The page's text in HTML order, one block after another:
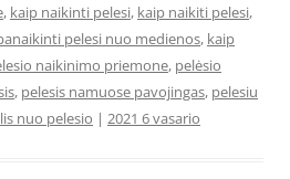
, kaip naikinti pelesi, kaip naikiti pelesi,
pelesi nuo medienos, kaip
naikinimo priemone, pelėsio
, pelesis namuose pavojingas, pelesiu
nuo pelesio | 2021 6 vasario